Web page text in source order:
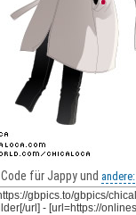
Code für Jappy und andere: